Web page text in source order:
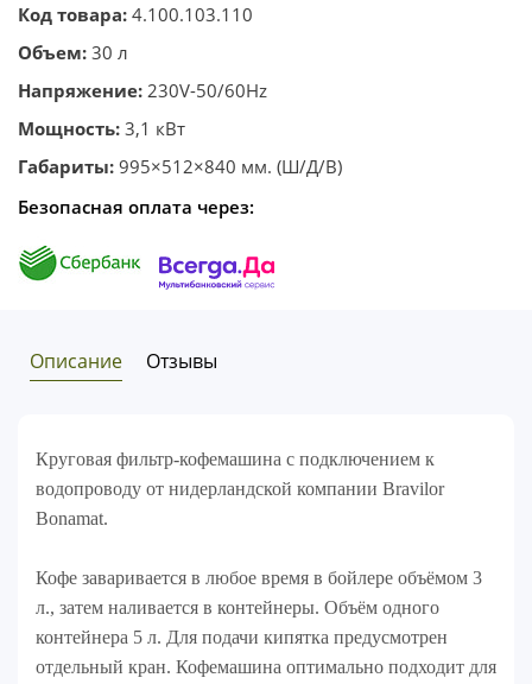
Код товара: 4.100.103.110
Объем: 30 л
Напряжение: 230V-50/60Hz
Мощность: 3,1 кВт
Габариты: 995×512×840 мм. (Ш/Д/В)
Безопасная оплата через:
Описание Отзывы
Круговая фильтр-кофемашина с подключением к
водопроводу от нидерландской компании Bravilor
Bonamat.
Кофе заваривается в любое время в бойлере объёмом 3
л., затем наливается в контейнеры. Объём одного
контейнера 5 л. Для подачи кипятка предусмотрен
отдельный кран. Кофемашина оптимально подходит для